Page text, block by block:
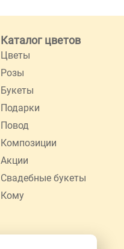
Каталог цветов
Цветы
Розы
Букеты
Подарки
Повод
Композиции
Акции
Свадебные букеты
Кому